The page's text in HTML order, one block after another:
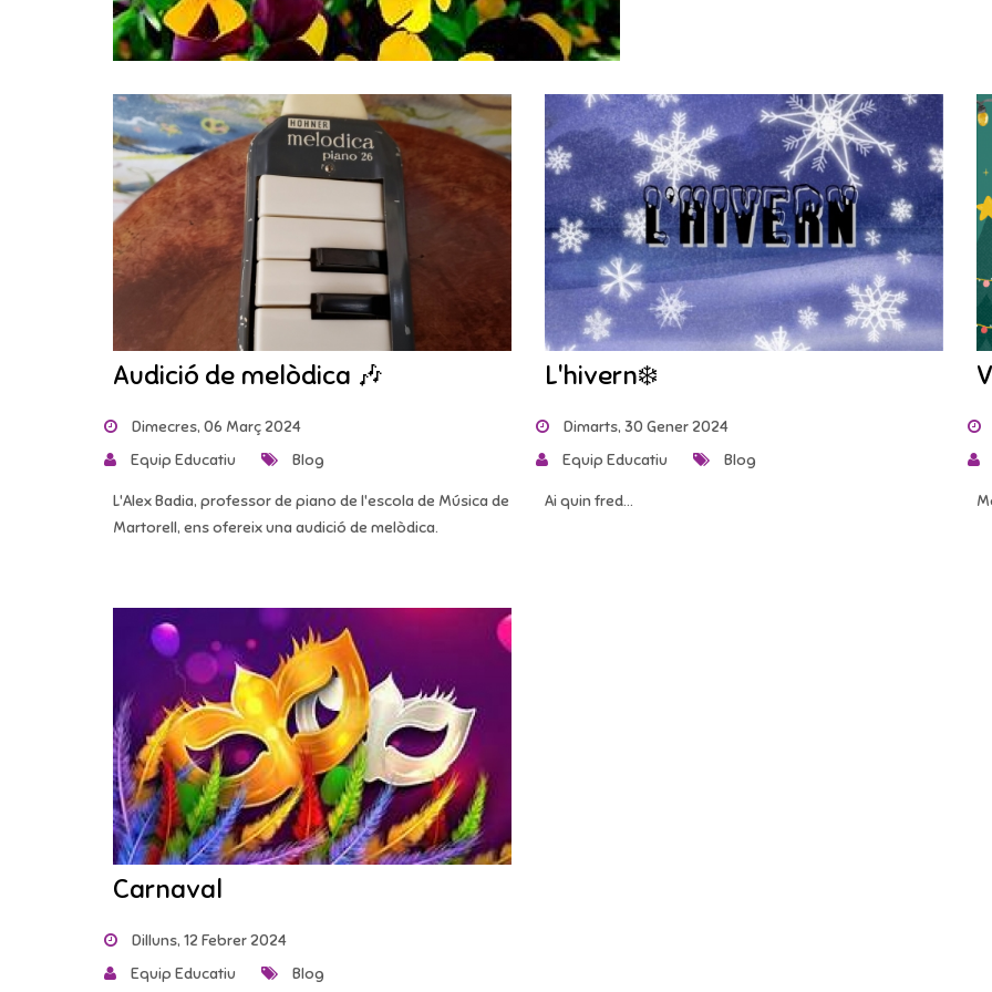
Audició de melòdica 🎶
Dimecres, 06 Març 2024
Equip Educatiu
Blog
L'Alex Badia, professor de piano de l'escola de Música de
Martorell, ens ofereix una audició de melòdica.
L'hivern❄️
Dimarts, 30 Gener 2024
Equip Educatiu
Blog
Ai quin fred...
Carnaval
Dilluns, 12 Febrer 2024
Equip Educatiu
Blog